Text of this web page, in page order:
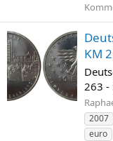
KM
263 -
2007
euro